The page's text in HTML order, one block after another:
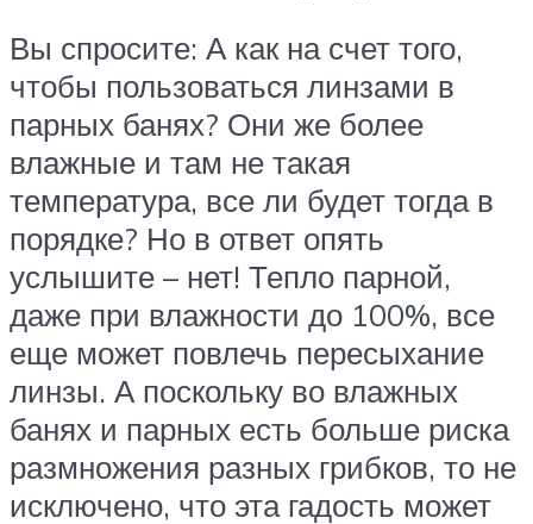
Вы спросите: А как на счет того,
чтобы пользоваться линзами в
парных банях? Они же более
влажные и там не такая
температура, все ли будет тогда в
порядке? Но в ответ опять
услышите – нет! Тепло парной,
даже при влажности до 100%, все
еще может повлечь пересыхание
линзы. А поскольку во влажных
банях и парных есть больше риска
размножения разных грибков, то не
исключено, что эта гадость может